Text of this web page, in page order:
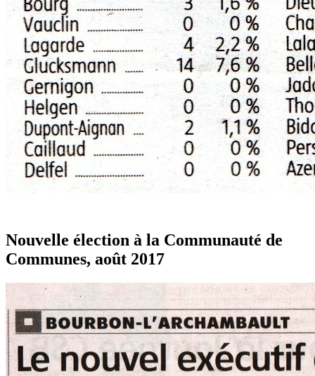
Nouvelle élection à la Communauté de
Communes, août 2017